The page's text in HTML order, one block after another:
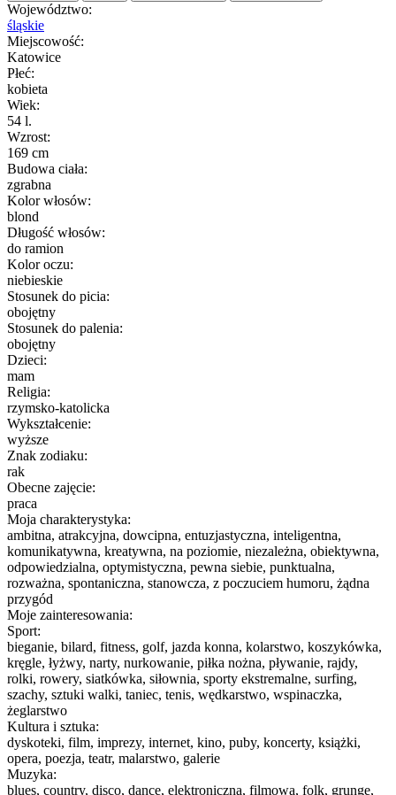
Województwo:
śląskie
Miejscowość:
Katowice
Płeć:
kobieta
Wiek:
54 l.
Wzrost:
169 cm
Budowa ciała:
zgrabna
Kolor włosów:
blond
Długość włosów:
do ramion
Kolor oczu:
niebieskie
Stosunek do picia:
obojętny
Stosunek do palenia:
obojętny
Dzieci:
mam
Religia:
rzymsko-katolicka
Wykształcenie:
wyższe
Znak zodiaku:
rak
Obecne zajęcie:
praca
Moja charakterystyka:
ambitna, atrakcyjna, dowcipna, entuzjastyczna, inteligentna,
komunikatywna, kreatywna, na poziomie, niezależna, obiektywna,
odpowiedzialna, optymistyczna, pewna siebie, punktualna,
rozważna, spontaniczna, stanowcza, z poczuciem humoru, żądna
przygód
Moje zainteresowania:
Sport:
bieganie, bilard, fitness, golf, jazda konna, kolarstwo, koszykówka,
kręgle, łyżwy, narty, nurkowanie, piłka nożna, pływanie, rajdy,
rolki, rowery, siatkówka, siłownia, sporty ekstremalne, surfing,
szachy, sztuki walki, taniec, tenis, wędkarstwo, wspinaczka,
żeglarstwo
Kultura i sztuka:
dyskoteki, film, imprezy, internet, kino, puby, koncerty, książki,
opera, poezja, teatr, malarstwo, galerie
Muzyka:
blues, country, disco, dance, elektroniczna, filmowa, folk, grunge,